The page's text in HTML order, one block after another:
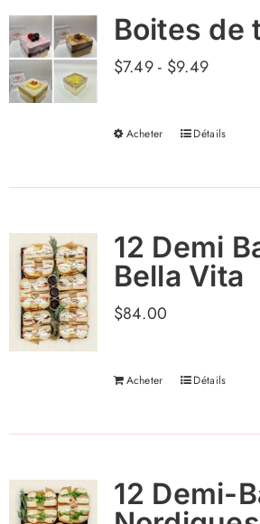
Boites de
$7.49- $9.49
Acheter
Ce
a
variations.
Les
choisies
la
du
produit
Détails
12 Demi
Bella Vita
$84.00
Acheter Détails
12 Demi-